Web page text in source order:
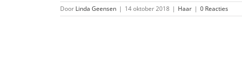
Door Linda Geensen | 14 oktober 2018 | Haar | 0 Reacties